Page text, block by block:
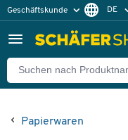
Geschäftskunde DE
Papierwaren